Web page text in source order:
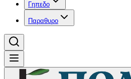
Γηπεδο
Παραθυρο